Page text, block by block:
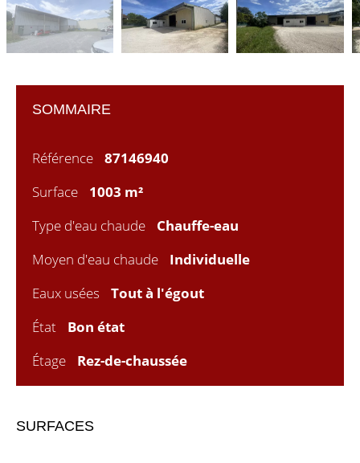
SOMMAIRE
Référence
87146940
Surface
1003 m²
Type d'eau chaude
Chauffe-eau
Moyen d'eau chaude
Individuelle
Eaux usées
Tout à l'égout
État
Bon état
Étage
Rez-de-chaussée
SURFACES